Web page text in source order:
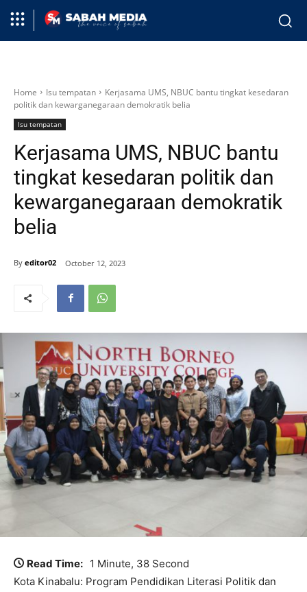
Home Isu tempatan
Kerjasama UMS, NBUC bantu tingkat kesedaran
politik dan kewarganegaraan demokratik belia
Isu tempatan
Kerjasama UMS, NBUC bantu
tingkat kesedaran politik dan
kewarganegaraan demokratik
belia
By editor02 October 12, 2023
Read Time: 1 Minute, 38 Second
Kota Kinabalu: Program Pendidikan Literasi Politik dan